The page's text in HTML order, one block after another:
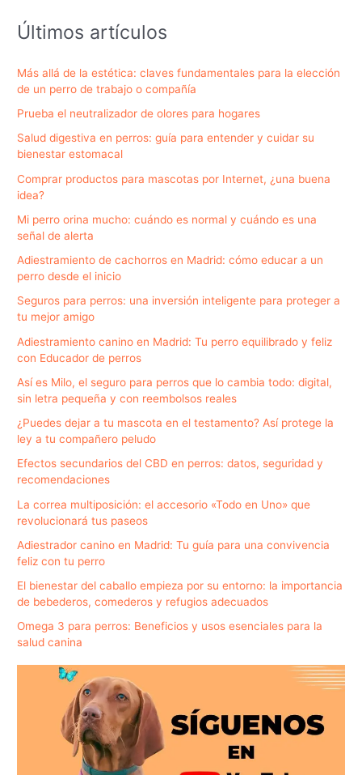
Últimos artículos
Más allá de la estética: claves fundamentales para la elección
de un perro de trabajo o compañía
Prueba el neutralizador de olores para hogares
Salud digestiva en perros: guía para entender y cuidar su
bienestar estomacal
Comprar productos para mascotas por Internet, ¿una buena
idea?
Mi perro orina mucho: cuándo es normal y cuándo es una
señal de alerta
Adiestramiento de cachorros en Madrid: cómo educar a un
perro desde el inicio
Seguros para perros: una inversión inteligente para proteger a
tu mejor amigo
Adiestramiento canino en Madrid: Tu perro equilibrado y feliz
con Educador de perros
Así es Milo, el seguro para perros que lo cambia todo: digital,
sin letra pequeña y con reembolsos reales
¿Puedes dejar a tu mascota en el testamento? Así protege la
ley a tu compañero peludo
Efectos secundarios del CBD en perros: datos, seguridad y
recomendaciones
La correa multiposición: el accesorio «Todo en Uno» que
revolucionará tus paseos
Adiestrador canino en Madrid: Tu guía para una convivencia
feliz con tu perro
El bienestar del caballo empieza por su entorno: la importancia
de bebederos, comederos y refugios adecuados
Omega 3 para perros: Beneficios y usos esenciales para la
salud canina